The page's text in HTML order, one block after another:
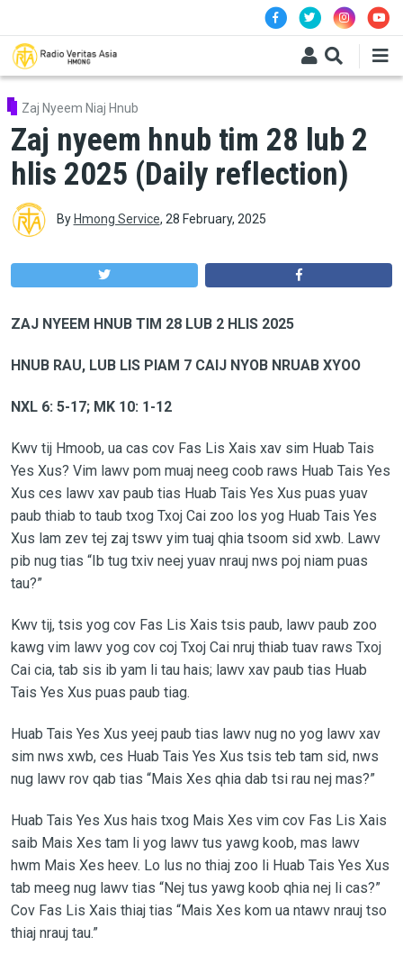
Zaj Nyeem Niaj Hnub
Zaj nyeem hnub tim 28 lub 2
hlis 2025 (Daily reflection)
By Hmong Service, 28 February, 2025
ZAJ NYEEM HNUB TIM 28 LUB 2 HLIS 2025
HNUB RAU, LUB LIS PIAM 7 CAIJ NYOB NRUAB XYOO
NXL 6: 5-17; MK 10: 1-12
Kwv tij Hmoob, ua cas cov Fas Lis Xais xav sim Huab Tais
Yes Xus? Vim lawv pom muaj neeg coob raws Huab Tais Yes
Xus ces lawv xav paub tias Huab Tais Yes Xus puas yuav
paub thiab to taub txog Txoj Cai zoo los yog Huab Tais Yes
Xus lam zev tej zaj tswv yim tuaj qhia tsoom sid xwb. Lawv
pib nug tias “Ib tug txiv neej yuav nrauj nws poj niam puas
tau?”
Kwv tij, tsis yog cov Fas Lis Xais tsis paub, lawv paub zoo
kawg vim lawv yog cov coj Txoj Cai nruj thiab tuav raws Txoj
Cai cia, tab sis ib yam li tau hais; lawv xav paub tias Huab
Tais Yes Xus puas paub tiag.
Huab Tais Yes Xus yeej paub tias lawv nug no yog lawv xav
sim nws xwb, ces Huab Tais Yes Xus tsis teb tam sid, nws
nug lawv rov qab tias “Mais Xes qhia dab tsi rau nej mas?”
Huab Tais Yes Xus hais txog Mais Xes vim cov Fas Lis Xais
saib Mais Xes tam li yog lawv tus yawg koob, mas lawv
hwm Mais Xes heev. Lo lus no thiaj zoo li Huab Tais Yes Xus
tab meeg nug lawv tias “Nej tus yawg koob qhia nej li cas?”
Cov Fas Lis Xais thiaj tias “Mais Xes kom ua ntawv nrauj tso
thiaj nrauj tau.”